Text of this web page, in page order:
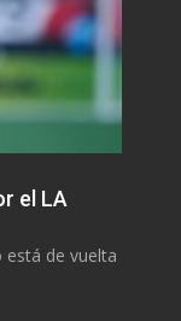
el LA
está de vuelta